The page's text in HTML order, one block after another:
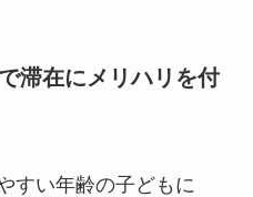
滞在にメリハリを付
すい年齢の子どもに